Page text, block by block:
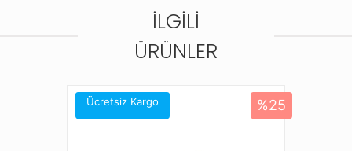
Farklı renk seçenekleriyle saatinize yeni bir görünüm
Amazfit Balance
Amazfit Bip 5
İLGILI
ÜRÜNLER
Ücretsiz Kargo %25